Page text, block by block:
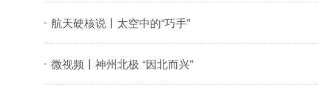
航天硬核说丨太空中的“巧手”
微视频丨神州北极 “因北而兴”